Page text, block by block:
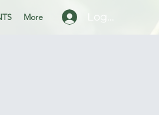
More Logga in